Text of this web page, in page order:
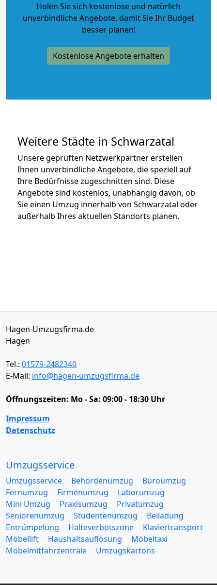
Holen Sie sich kostenlose und natürlich
unverbindliche Angebote, damit Sie Ihr Budget
besser planen!
Kostenlose Angebote erhalten
Weitere Städte in Schwarzatal
Unsere geprüften Netzwerkpartner erstellen
Ihnen unverbindliche Angebote, die speziell auf
Ihre Bedürfnisse zugeschnitten sind. Diese
Angebote sind kostenlos, unabhängig davon, ob
Sie einen Umzug innerhalb von Schwarzatal oder
außerhalb Ihres aktuellen Standorts planen.
Hagen-Umzugsfirma.de
Hagen
Tel.: 01579-2482340
E-Mail: info@hagen-umzugsfirma.de
Öffnungszeiten: Mo - Sa: 09:00 - 18:30 Uhr
Impressum
Datenschutz
Umzugsservice
Umzugsservice Behördenumzug
Büroumzug
Fernumzug
Firmenumzug
Laborumzug
Mini Umzug
Praxisumzug
Privatumzug
Seniorenumzug
Studentenumzug
Beiladung
Entrümpelung
Halteverbotszone
Klaviertransport
Möbellift
Haushaltsauflösung
Möbeltaxi
Möbelmitfahrzentrale
Umzugskartons